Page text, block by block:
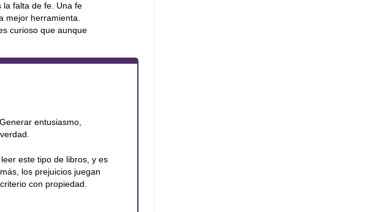
falta de fe. Una fe
mejor herramienta.
curioso que aunque
entusiasmo,
este tipo de libros, y es
los prejuicios juegan
con propiedad.